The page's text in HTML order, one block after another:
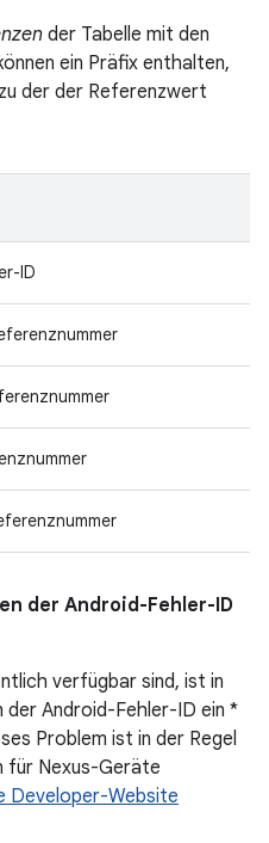
der Tabelle mit den
ein Präfix enthalten,
der der Referenzwert
ID
der Android-Fehler-ID
verfügbar sind, ist in
der Android-Fehler-ID ein *
Problem ist in der Regel
für Nexus-Geräte
Developer-Website